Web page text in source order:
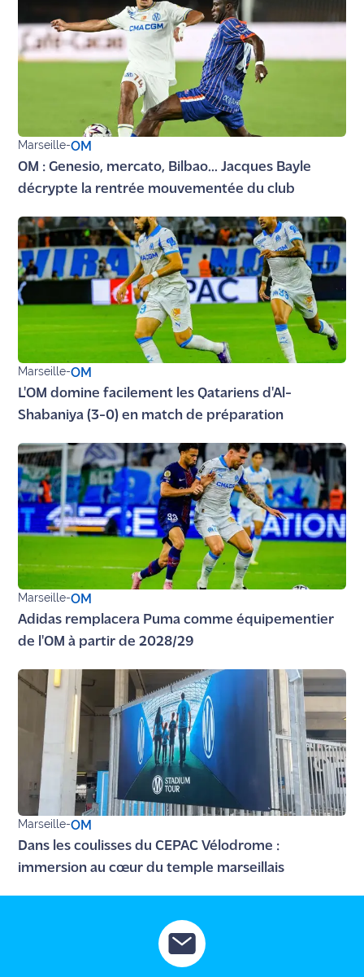
Ecouter
et voir
Maritima
nous ?
Devenir
annonceur
Recrutement
Mention
légales
Conditions
d'utilisation du
site maritima.fr
Archives
Marseille-OM
OM : Genesio, mercato, Bilbao... Jacques Bayle
décrypte la rentrée mouvementée du club
Marseille-OM
L'OM domine facilement les Qatariens d'Al-
Shabaniya (3-0) en match de préparation
Marseille-OM
Adidas remplacera Puma comme équipementier
de l'OM à partir de 2028/29
Marseille-OM
Dans les coulisses du CEPAC Vélodrome :
immersion au cœur du temple marseillais